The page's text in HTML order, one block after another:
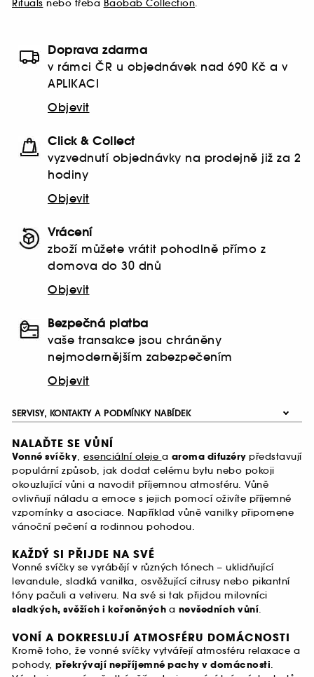
Rituals nebo třeba Baobab Collection.
Doprava zdarma
v rámci ČR u objednávek nad 690 Kč a v
APLIKACI
Objevit
Click & Collect
vyzvednutí objednávky na prodejně již za 2
hodiny
Objevit
Vrácení
zboží můžete vrátit pohodlně přímo z
domova do 30 dnů
Objevit
Bezpečná platba
vaše transakce jsou chráněny
nejmodernějším zabezpečením
Objevit
SERVISY, KONTAKTY A PODMÍNKY NABÍDEK
NALAĎTE SE VŮNÍ
Vonné svíčky, esenciální oleje a aroma difuzéry představují
populární způsob, jak dodat celému bytu nebo pokoji
okouzlující vůni a navodit příjemnou atmosféru. Vůně
ovlivňují náladu a emoce s jejich pomocí oživíte příjemné
vzpomínky a asociace. Například vůně vanilky připomene
vánoční pečení a rodinnou pohodou.
KAŽDÝ SI PŘIJDE NA SVÉ
Vonné svíčky se vyrábějí v různých tónech – uklidňující
levandule, sladká vanilka, osvěžující citrusy nebo pikantní
tóny pačuli a vetiveru. Na své si tak přijdou milovníci
sladkých, svěžích i kořeněných a nevšedních vůní.
VONÍ A DOKRESLUJÍ ATMOSFÉRU DOMÁCNOSTI
Kromě toho, že vonné svíčky vytvářejí atmosféru relaxace a
pohody, překrývají nepříjemné pachy v domácnosti.